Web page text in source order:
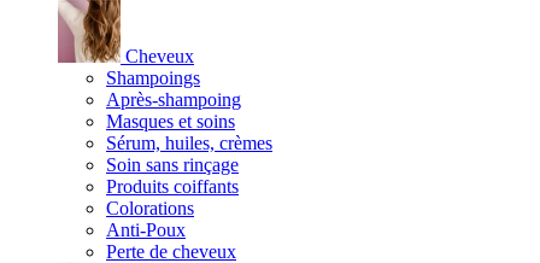
Cheveux
Shampoings
Après-shampoing
Masques et soins
Sérum, huiles, crèmes
Soin sans rinçage
Produits coiffants
Colorations
Anti-Poux
Perte de cheveux